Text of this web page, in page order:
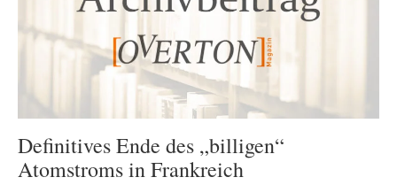
Definitives Ende des „billigen“
Atomstroms in Frankreich